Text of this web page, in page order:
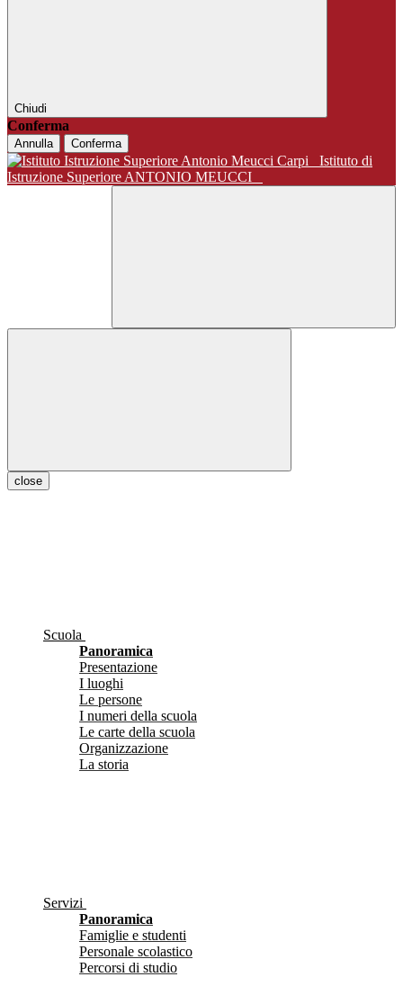
Chiudi
Conferma
Annulla Conferma
Istituto di
Istruzione Superiore ANTONIO MEUCCI
close
Scuola
Panoramica
Presentazione
I luoghi
Le persone
I numeri della scuola
Le carte della scuola
Organizzazione
La storia
Servizi
Panoramica
Famiglie e studenti
Personale scolastico
Percorsi di studio